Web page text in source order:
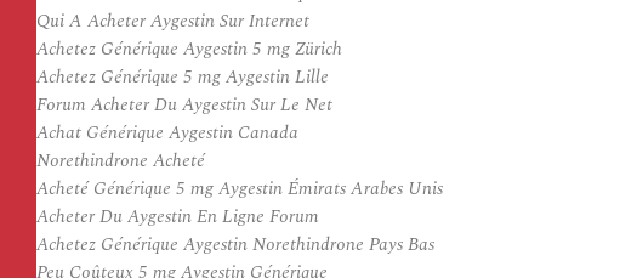
Qui A Acheter Aygestin Sur Internet
Achetez Générique Aygestin 5 mg Zürich
Achetez Générique 5 mg Aygestin Lille
Forum Acheter Du Aygestin Sur Le Net
Achat Générique Aygestin Canada
Norethindrone Acheté
Acheté Générique 5 mg Aygestin Émirats Arabes Unis
Acheter Du Aygestin En Ligne Forum
Achetez Générique Aygestin Norethindrone Pays Bas